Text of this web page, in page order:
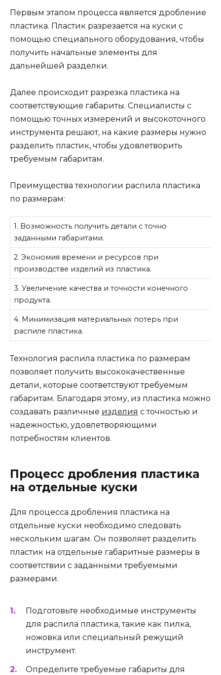
Первым этапом процесса является дробление
пластика. Пластик разрезается на куски с
помощью специального оборудования, чтобы
получить начальные элементы для
дальнейшей разделки.
Далее происходит разрезка пластика на
соответствующие габариты. Специалисты с
помощью точных измерений и высокоточного
инструмента решают, на какие размеры нужно
разделить пластик, чтобы удовлетворить
требуемым габаритам.
Преимущества технологии распила пластика
по размерам:
1. Возможность получить детали с точно
заданными габаритами.
2. Экономия времени и ресурсов при
производстве изделий из пластика.
3. Увеличение качества и точности конечного
продукта.
4. Минимизация материальных потерь при
распиле пластика.
Технология распила пластика по размерам
позволяет получить высококачественные
детали, которые соответствуют требуемым
габаритам. Благодаря этому, из пластика можно
создавать различные изделия с точностью и
надежностью, удовлетворяющими
потребностям клиентов.
Процесс дробления пластика
на отдельные куски
Для процесса дробления пластика на
отдельные куски необходимо следовать
нескольким шагам. Он позволяет разделить
пластик на отдельные габаритные размеры в
соответствии с заданными требуемыми
размерами.
Подготовьте необходимые инструменты
для распила пластика, такие как пилка,
ножовка или специальный режущий
инструмент.
Определите требуемые габариты для